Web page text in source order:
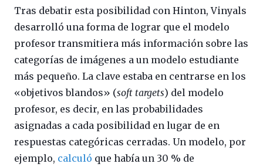
Tras debatir esta posibilidad con Hinton, Vinyals
desarrolló una forma de lograr que el modelo
profesor transmitiera más información sobre las
categorías de imágenes a un modelo estudiante
más pequeño. La clave estaba en centrarse en los
«objetivos blandos» (soft targets) del modelo
profesor, es decir, en las probabilidades
asignadas a cada posibilidad en lugar de en
respuestas categóricas cerradas. Un modelo, por
ejemplo, calculó que había un 30 % de